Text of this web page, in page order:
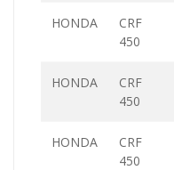
HONDA
CRF
450
HONDA
CRF
450
HONDA
CRF
450